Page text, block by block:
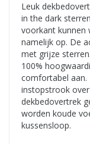
Leuk
in the dark
voorkant kunnen
namelijk op. De
met grijze
100%
comfortabel aan.
instopstrook
dekbedovertrek
worden koude
kussensloop.